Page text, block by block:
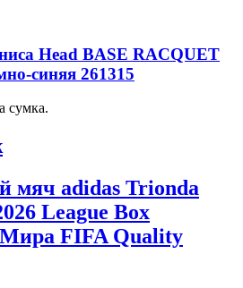
Head BASE RACQUET
синяя 261315
сумка.
мяч adidas Trionda
League Box
FIFA Quality